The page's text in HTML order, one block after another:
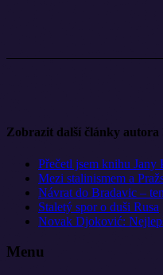
Zobrazit další články autora
Přečetl jsem knihu Jany
Mezi stalinismem a
Návrat do Bradavic –
Staletý spor o duši Rusa
Novak Djoković:
Menu